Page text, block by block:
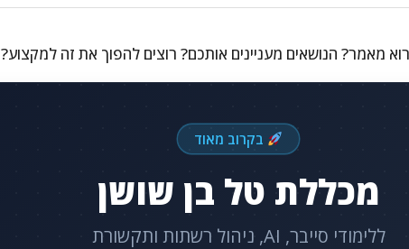
מאמר? הנושאים מעניינים אותכם? רוצים להפוך את זה למקצוע?
בקרוב מאוד
מכללת טל בן שושן
ללימודי סייבר, AI, ניהול רשתות ותקשורת